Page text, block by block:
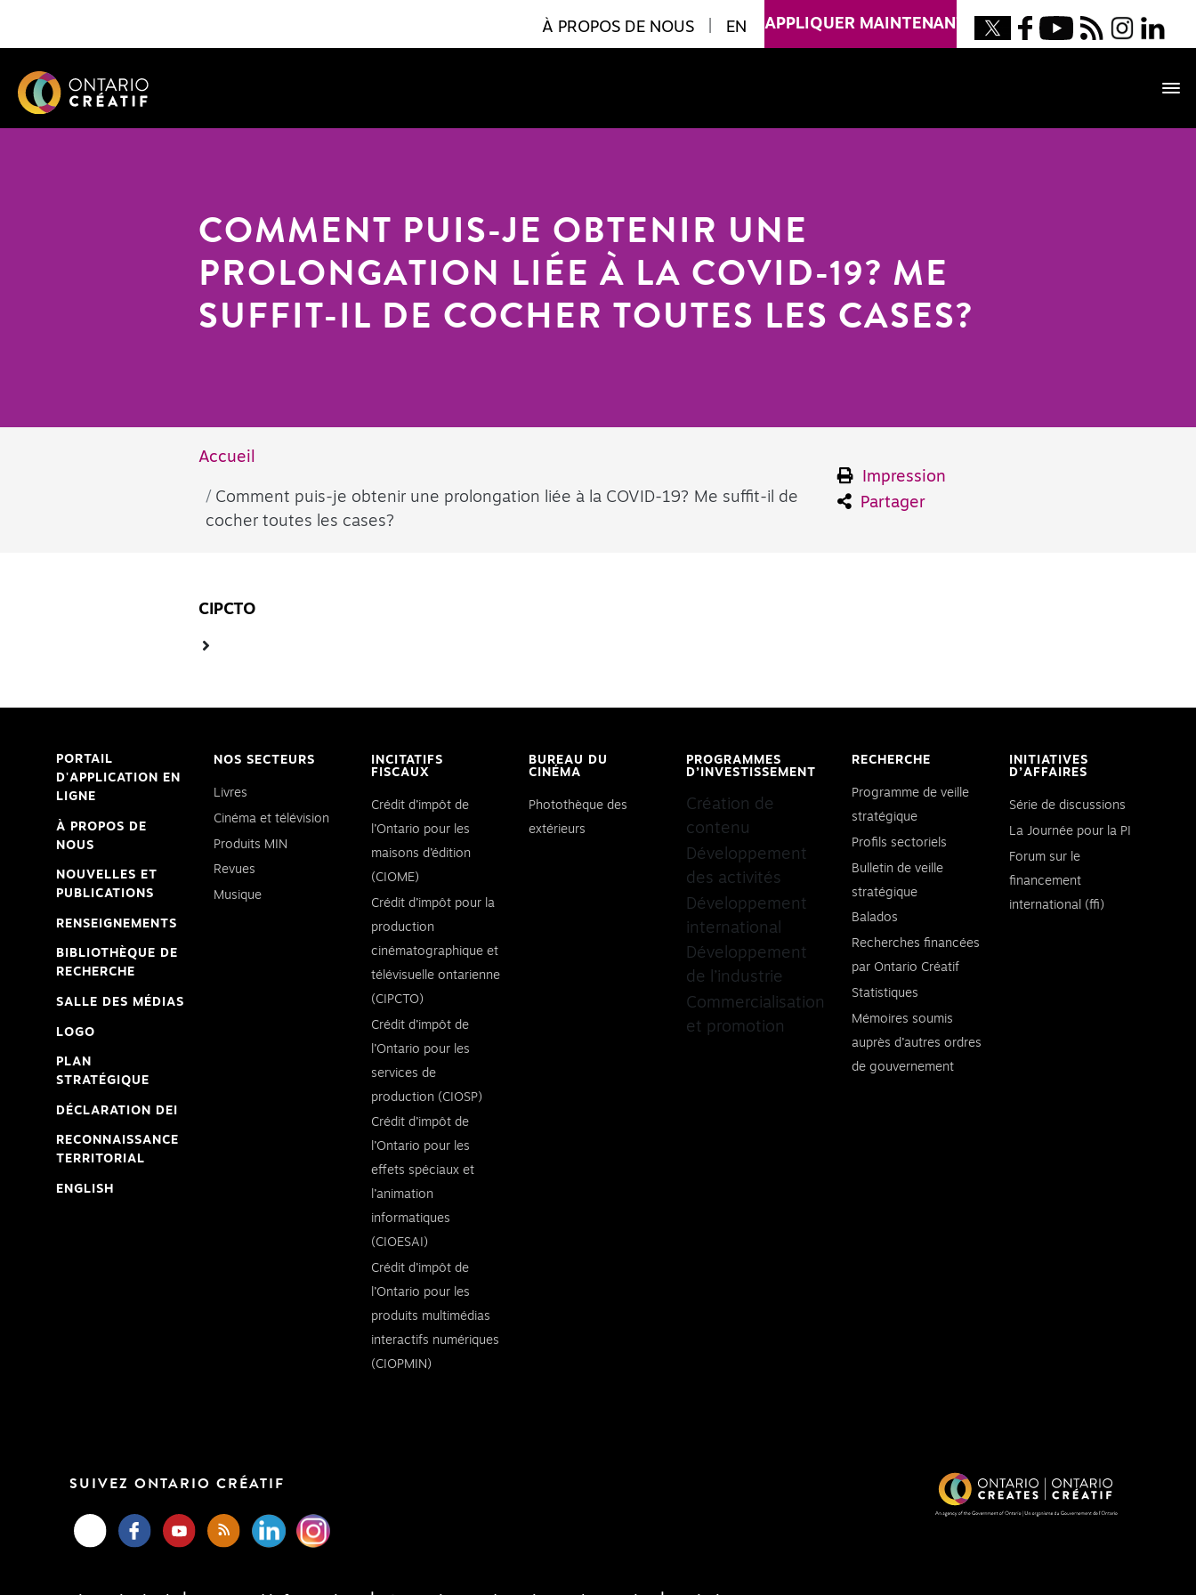
À PROPOS DE NOUS EN APPLIQUER MAINTENANT
COMMENT PUIS-JE OBTENIR UNE
PROLONGATION LIÉE À LA COVID-19? ME
SUFFIT-IL DE COCHER TOUTES LES CASES?
Accueil
Comment puis-je obtenir une prolongation liée à la COVID-19? Me suffit-il de
cocher toutes les cases?
Impression
Partager
CIPCTO
PORTAIL
D'APPLICATION EN
LIGNE
À PROPOS DE
NOUS
NOUVELLES ET
PUBLICATIONS
RENSEIGNEMENTS
BIBLIOTHÈQUE DE
RECHERCHE
SALLE DES MÉDIAS
LOGO
PLAN
STRATÉGIQUE
DÉCLARATION DEI
RECONNAISSANCE
TERRITORIAL
ENGLISH
NOS SECTEURS
Livres
Cinéma et télévision
Produits MIN
Revues
Musique
INCITATIFS
FISCAUX
Crédit d’impôt de
l’Ontario pour les
maisons d’édition
(CIOME)
Crédit d’impôt pour la
production
cinématographique et
télévisuelle ontarienne
(CIPCTO)
Crédit d’impôt de
l’Ontario pour les
services de
production (CIOSP)
Crédit d’impôt de
l’Ontario pour les
effets spéciaux et
l’animation
informatiques
(CIOESAI)
Crédit d’impôt de
l’Ontario pour les
produits multimédias
interactifs numériques
(CIOPMIN)
BUREAU DU
CINÉMA
Photothèque des
extérieurs
PROGRAMMES
D’INVESTISSEMENT
Création de
contenu
Développement
des activités
Développement
international
Développement
de l’industrie
Commercialisation
et promotion
RECHERCHE
Programme de veille
stratégique
Profils sectoriels
Bulletin de veille
stratégique
Balados
Recherches financées
par Ontario Créatif
Statistiques
Mémoires soumis
auprès d’autres ordres
de gouvernement
INITIATIVES
D’AFFAIRES
Série de discussions
La Journée pour la PI
Forum sur le
financement
international (ffi)
SUIVEZ ONTARIO CRÉATIF